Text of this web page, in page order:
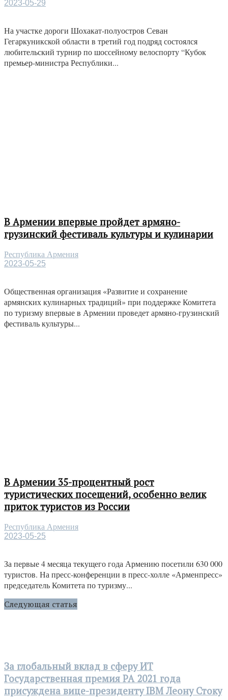
2023-05-29
На участке дороги Шохакат-полуостров Севан
Гегаркуникской области в третий год подряд состоялся
любительский турнир по шоссейному велоспорту “Кубок
премьер-министра Республики...
В Армении впервые пройдет армяно-
грузинский фестиваль культуры и кулинарии
Республика Армения
2023-05-25
Общественная организация «Развитие и сохранение
армянских кулинарных традиций» при поддержке Комитета
по туризму впервые в Армении проведет армяно-грузинский
фестиваль культуры...
В Армении 35-процентный рост
туристических посещений, особенно велик
приток туристов из России
Республика Армения
2023-05-25
За первые 4 месяца текущего года Армению посетили 630 000
туристов. На пресс-конференции в пресс-холле «Арменпресс»
председатель Комитета по туризму...
Следующая статья
За глобальный вклад в сферу ИТ
Государственная премия РА 2021 года
присуждена вице-президенту IBM Леону Стоку